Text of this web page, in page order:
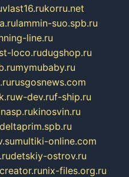
vlast16.rukorru.net
lammin-suo.spb.ru
line.ru
loco.rudugshop.ru
mymubaby.ru
rusgosnews.com
w-dev.ruf-ship.ru
kinosvin.ru
deltaprim.spb.ru
multiki-online.com
detskiy-ostrov.ru
nix-files.org.ru